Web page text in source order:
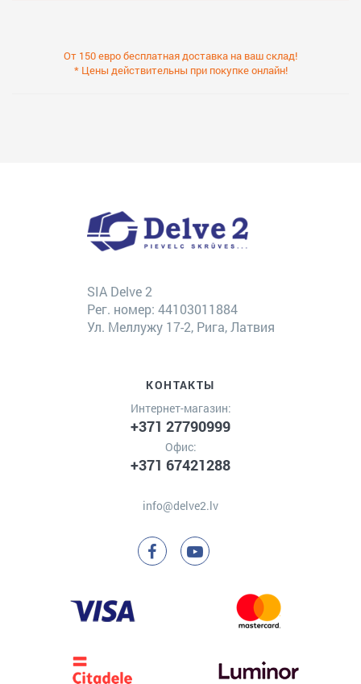
От 150 евро бесплатная доставка на ваш склад!
* Цены действительны при покупке онлайн!
SIA Delve 2
Рег. номер: 44103011884
Ул. Меллужу 17-2, Рига, Латвия
КОНТАКТЫ
Интернет-магазин:
+371 27790999
Офис:
+371 67421288
info@delve2.lv